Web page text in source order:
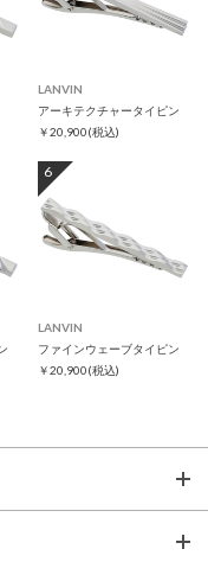
LANVIN
アーキテクチャータイピン
￥20,900(税込)
6
LANVIN
ファインウェーブタイピン
￥20,900(税込)